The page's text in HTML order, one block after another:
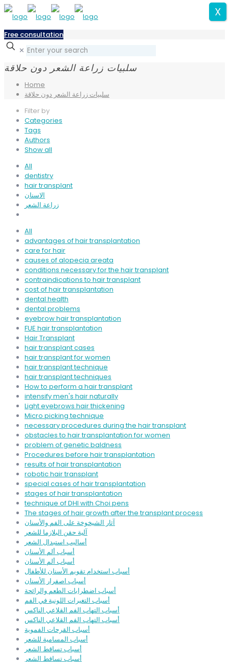
Free consultation
✕
سلبيات زراعة الشعر دون حلاقة
Home
سلبيات زراعة الشعر دون حلاقة
Filter by
Categories
Tags
Authors
Show all
All
dentistry
hair transplant
الاسنان
زراعة الشعر
All
advantages of hair transplantation
care for hair
causes of alopecia areata
conditions necessary for the hair transplant
contraindications to hair transplant
cost of hair transplantation
dental health
dental problems
eyebrow hair transplantation
FUE hair transplantation
Hair Transplant
hair transplant cases
hair transplant for women
hair transplant technique
hair transplant techniques
How to perform a hair transplant
intensify men's hair naturally
Light eyebrows hair thickening
Micro picking technique
necessary procedures during the hair transplant
obstacles to hair transplantation for women
problem of genetic baldness
Procedures before hair transplantation
results of hair transplantation
robotic hair transplant
special cases of hair transplantation
stages of hair transplantation
technique of DHI with Choi pens
The stages of hair growth after the transplant process
آثار الشيخوخة على الفم والأسنان
آلية حقن البلازما للشعر
أساليب استبدال الشعر
أسباب ألم الأسنان
أسباب ألم الأسنان
أسباب استخدام تقويم الأسنان للأطفال
أسباب اصفرار الأسنان
أسباب اضطرابات الطعم والرائحة
أسباب التغيرات اللونية في الفم
أسباب التهاب الفم القلاعي الناكس
أسباب التهاب الفم القلاعي الناكس
أسباب القرحات الفموية
أسباب المسامية للشعر
أسباب تساقط الشعر
أسباب تساقط الشعر
X